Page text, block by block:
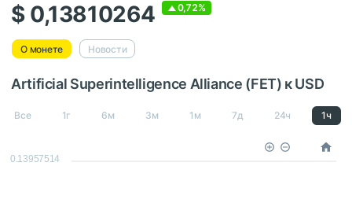
$ 0,13810264
0,72%
О монете Новости
Artificial Superintelligence Alliance (FET) к USD
Все 1г 6м 3м 1м 7д 24ч 1ч
0.13957514